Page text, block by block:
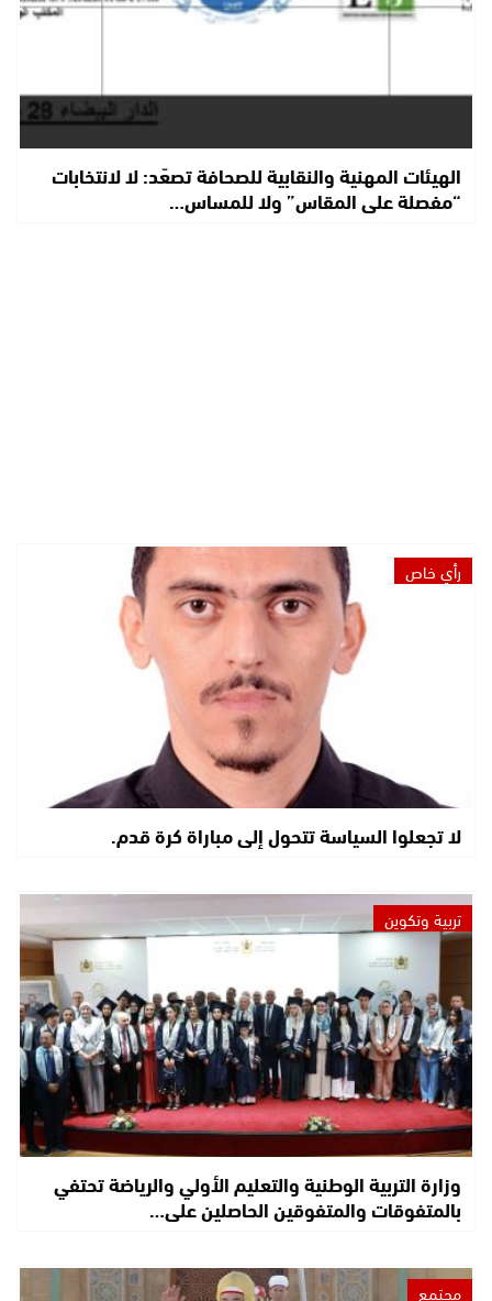
الهيئات المهنية والنقابية للصحافة تصعّد: لا لانتخابات
“مفصلة على المقاس” ولا للمساس…
رأي خاص
لا تجعلوا السياسة تتحول إلى مباراة كرة قدم.
تربية وتكوين
وزارة التربية الوطنية والتعليم الأولي والرياضة تحتفي
بالمتفوقات والمتفوقين الحاصلين على…
مجتمع